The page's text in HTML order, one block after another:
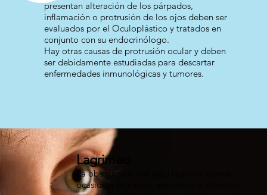
Lagrimeo
La obstrucción del saco lagrimal puede
ocasionar lagrimeo, secreción o infección
presentan alteración de los párpados,
inflamación o protrusión de los ojos deben ser
evaluados por el Oculoplástico y tratados en
conjunto con su endocrinólogo.
Hay otras causas de protrusión ocular y deben
ser debidamente estudiadas para descartar
enfermedades inmunológicas y tumores.